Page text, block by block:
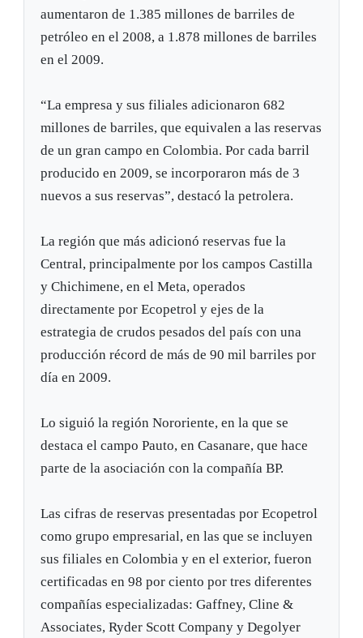
aumentaron de 1.385 millones de barriles de
petróleo en el 2008, a 1.878 millones de barriles
en el 2009.
“La empresa y sus filiales adicionaron 682
millones de barriles, que equivalen a las reservas
de un gran campo en Colombia. Por cada barril
producido en 2009, se incorporaron más de 3
nuevos a sus reservas”, destacó la petrolera.
La región que más adicionó reservas fue la
Central, principalmente por los campos Castilla
y Chichimene, en el Meta, operados
directamente por Ecopetrol y ejes de la
estrategia de crudos pesados del país con una
producción récord de más de 90 mil barriles por
día en 2009.
Lo siguió la región Nororiente, en la que se
destaca el campo Pauto, en Casanare, que hace
parte de la asociación con la compañía BP.
Las cifras de reservas presentadas por Ecopetrol
como grupo empresarial, en las que se incluyen
sus filiales en Colombia y en el exterior, fueron
certificadas en 98 por ciento por tres diferentes
compañías especializadas: Gaffney, Cline &
Associates, Ryder Scott Company y Degolyer